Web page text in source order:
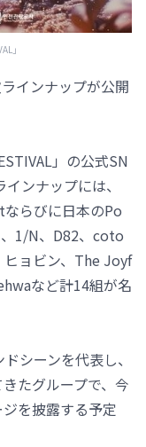
」
ラインナップが公開
」の公式SN
ンナップには、
らびに日本のPo
1/N、D82、coto
ョビン、The Joyf
など計14組が名
シーンを代表し、
たグループで、今
を披露する予定